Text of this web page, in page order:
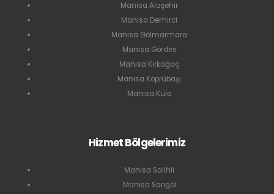
Manisa Alaşehir
Manisa Demirci
Manisa Gölmarmara
Manisa Gördes
Manisa Kırkağaç
Manisa Köprübaşı
Manisa Kula
Hizmet Bölgelerimiz
Manisa Salihli
Manisa Sarıgöl